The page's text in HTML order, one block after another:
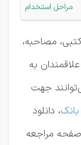
مراحل استخدام
مصاحبه،
به
جهت
، دانلود
صفحه مراجعه